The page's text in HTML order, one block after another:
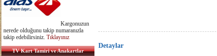
Kargonuzun
nerede olduğunu takip numaranızla
takip edebilirsiniz. Tıklayınız
TV Kart Tamiri ve Anakartlar
Detaylar